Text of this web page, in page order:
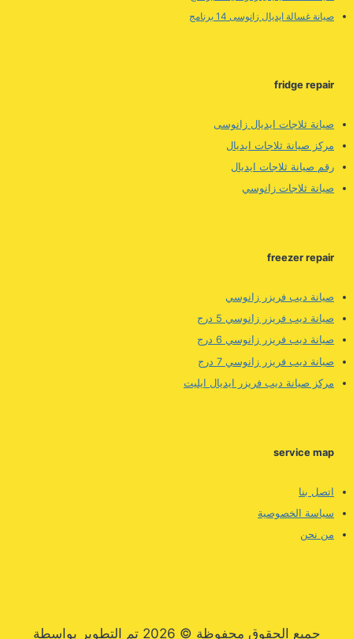
صيانة غسالة ايديال زانوسى 14 برنامج
fridge repair
صيانة ثلاجات ايديال زانوسى
مركز صيانة ثلاجات ايديال
رقم صيانة ثلاجات ايديال
صيانة ثلاجات زانوسي
freezer repair
صيانة ديب فريزر زانوسي
صيانة ديب فريزر زانوسي 5 درج
صيانة ديب فريزر زانوسي 6 درج
صيانة ديب فريزر زانوسي 7 درج
مركز صيانة ديب فريزر ايديال ايليت
service map
اتصل بنا
سياسة الخصوصية
من نحن
جميع الحقوق محفوظة © 2026 تم التطوير بواسطة